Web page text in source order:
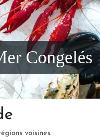
Congelés
voisines.